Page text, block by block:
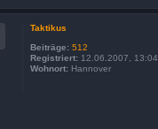
Taktikus
Beiträge: 512
Registriert: 12.06.2007, 13:04
Wohnort: Hannover